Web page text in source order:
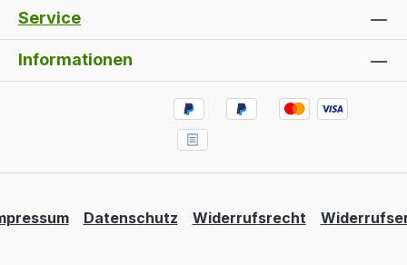
Service
Informationen
Datenschutz Widerrufsrecht